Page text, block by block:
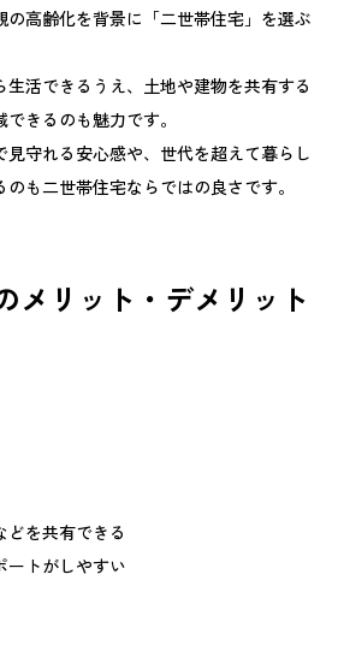
高齢化を背景に「二世帯住宅」を選ぶ
生活できるうえ、土地や建物を共有する
きるのも魅力です。
見守れる安心感や、世代を超えて暮らし
も二世帯住宅ならではの良さです。
メリット・デメリット
を共有できる
ートがしやすい